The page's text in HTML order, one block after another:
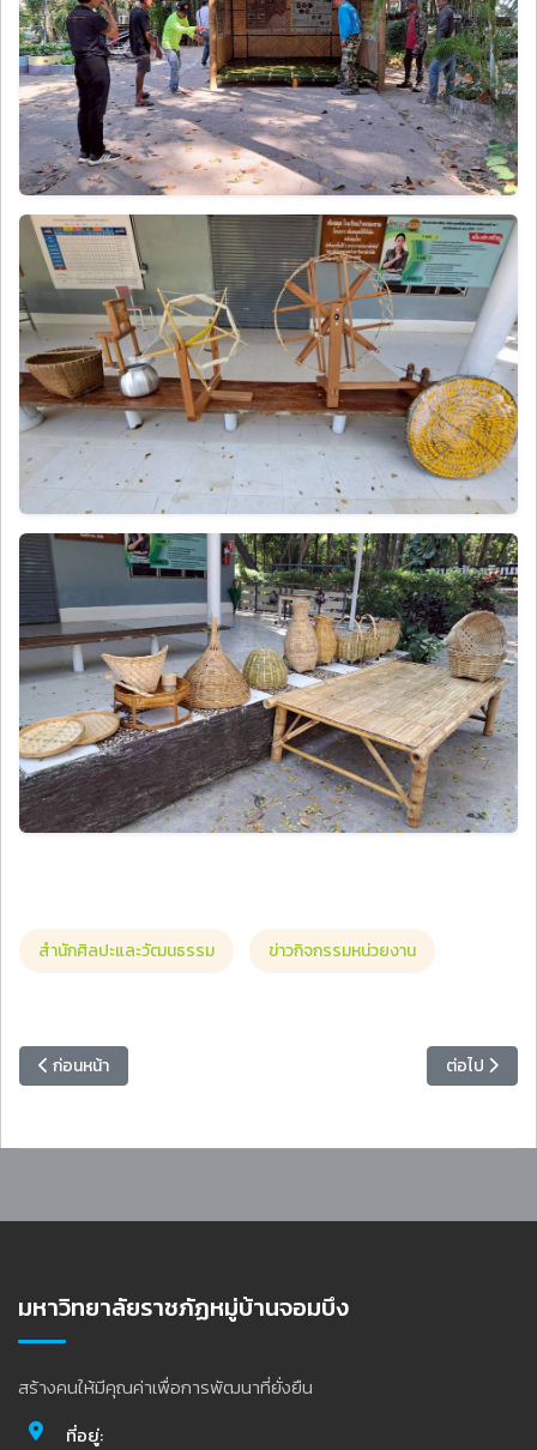
สำนักศิลปะและวัฒนธรรม ข่าวกิจกรรมหน่วยงาน
เนื้อหาก่อนหน้า: มหาวิทยาลัยราชภัฏหมู่บ้านจอมบึงจัดประชุมเตรียมควา
ก่อนหน้า เนื้อหาถัดไป
ต่อไป
มหาวิทยาลัยราชภัฏหมู่บ้านจอมบึง
สร้างคนให้มีคุณค่าเพื่อการพัฒนาที่ยั่งยืน
ที่อยู่: